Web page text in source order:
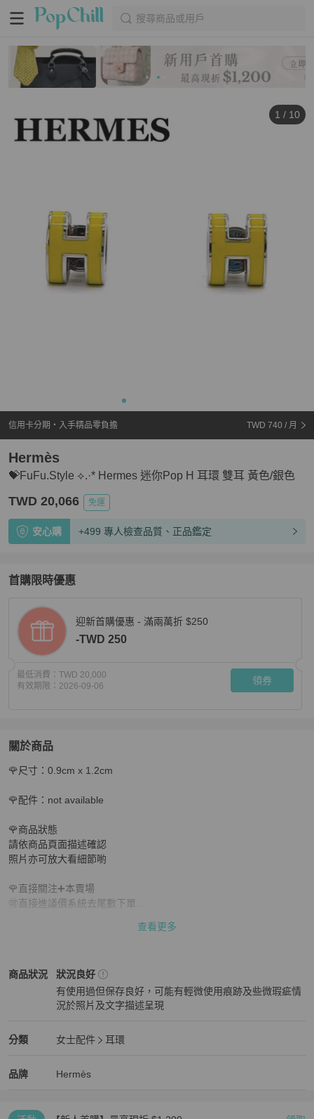
搜尋商品或用戶
1 / 10
信用卡分期・入手精品零負擔 TWD 740 / 月
💝FuFu.Style ⟡.·* Hermes 迷你Pop H 耳環 雙耳 黃色/銀色
Hermès
TWD 20,066 免運
安心購 +499 專人檢查品質、正品鑑定
首購限時優惠
迎新首購優惠 - 滿兩萬折 $250
-TWD 250
最低消費： TWD 20,000
有效期限： 2026-09-06 領券
關於商品
關於💝FuFu.Style ⟡.·* Hermes 迷你Pop H 耳環 雙耳 黃色/銀
🌹尺寸：0.9cm x 1.2cm
🌹配件：not available
🌹商品狀態
請依商品頁面描述確認
照片亦可放大看細節喲
🌹直接關注➕本賣場
🉑直接進議價系統去尾數下單
🔍二奢商品默認瑕疵完美主義慎拍
🔍網圖如果有冒犯請通知刪除圖片
🔍商品在不同燈光之下有些微色差
🔍尺寸均手工測量可能1-3cm落差
#HermesH耳環
#HermesH耳釘
查看更多
商品狀況
Hermès女士配件商品狀態與細節
狀況良好
有使用過但保存良好，可能有輕微使用痕跡及些微瑕疵情
況於照片及文字描述呈現
分類
Hermès 女士配件分類資訊
女士配件
耳環
品牌
Hermès 精品女士配件
Hermès
Hermès 推薦清單